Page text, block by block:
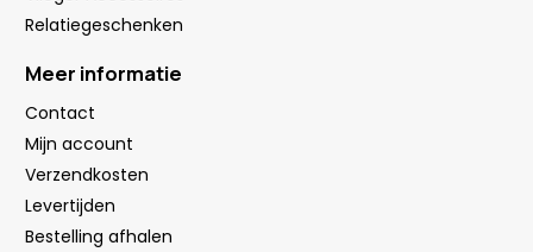
Relatiegeschenken
Meer informatie
Contact
Mijn account
Verzendkosten
Levertijden
Bestelling afhalen